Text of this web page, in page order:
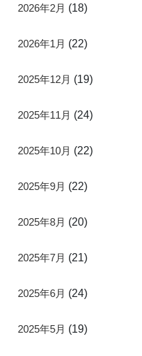
2026年2月 (18)
2026年1月 (22)
2025年12月 (19)
2025年11月 (24)
2025年10月 (22)
2025年9月 (22)
2025年8月 (20)
2025年7月 (21)
2025年6月 (24)
2025年5月 (19)